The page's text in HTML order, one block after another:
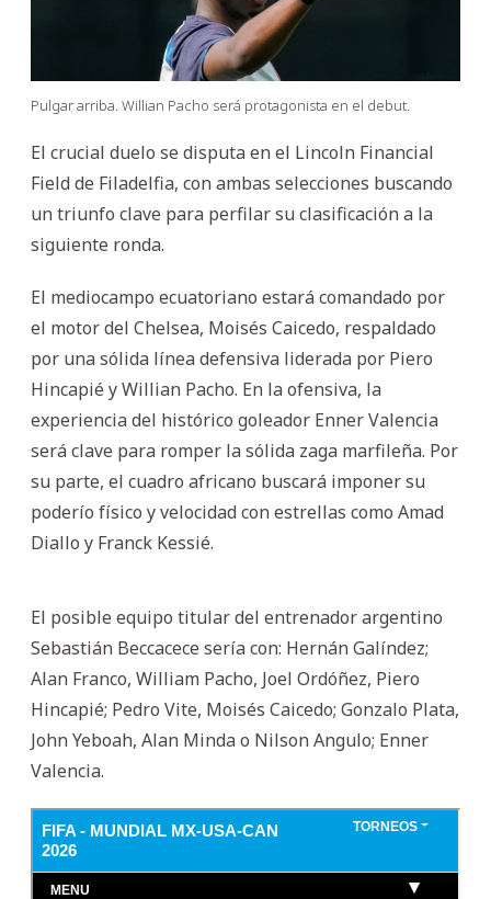
Pulgar arriba. Willian Pacho será protagonista en el debut.
El crucial duelo se disputa en el Lincoln Financial
Field de Filadelfia, con ambas selecciones buscando
un triunfo clave para perfilar su clasificación a la
siguiente ronda.
El mediocampo ecuatoriano estará comandado por
el motor del Chelsea, Moisés Caicedo, respaldado
por una sólida línea defensiva liderada por Piero
Hincapié y Willian Pacho. En la ofensiva, la
experiencia del histórico goleador Enner Valencia
será clave para romper la sólida zaga marfileña. Por
su parte, el cuadro africano buscará imponer su
poderío físico y velocidad con estrellas como Amad
Diallo y Franck Kessié.
El posible equipo titular del entrenador argentino
Sebastián Beccacece sería con: Hernán Galíndez;
Alan Franco, William Pacho, Joel Ordóñez, Piero
Hincapié; Pedro Vite, Moisés Caicedo; Gonzalo Plata,
John Yeboah, Alan Minda o Nilson Angulo; Enner
Valencia.